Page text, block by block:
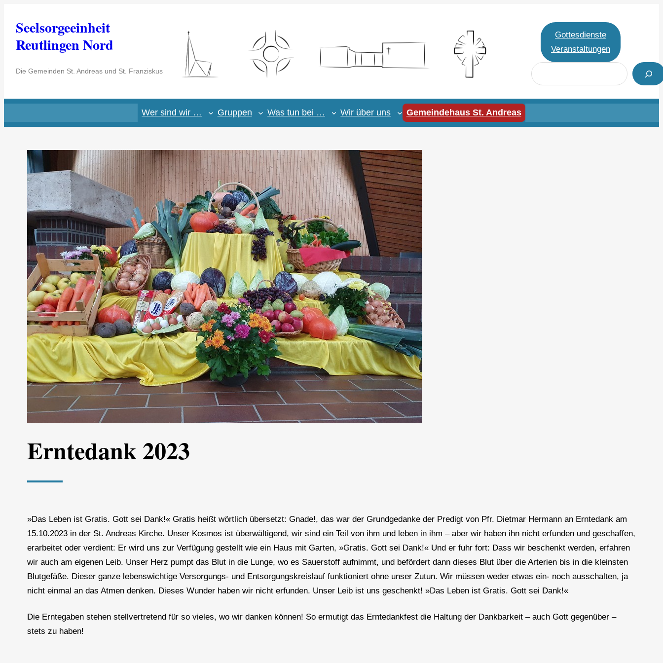
Inhalt
springen
Seelsorgeeinheit
Reutlingen Nord
Die Gemeinden St. Andreas und St. Franziskus
Gottesdienste
Veranstaltungen
S
u
c
e
Wer sind wir … Gruppen Was tun bei … Wir über uns Gemeindehaus St. Andreas
Erntedank 2023
»Das Leben ist Gratis. Gott sei Dank!« Gratis heißt wörtlich übersetzt: Gnade!, das war der Grundgedanke der Predigt von Pfr. Dietmar Hermann an Erntedank am
15.10.2023 in der St. Andreas Kirche. Unser Kosmos ist überwältigend, wir sind ein Teil von ihm und leben in ihm – aber wir haben ihn nicht erfunden und geschaffen,
erarbeitet oder verdient: Er wird uns zur Verfügung gestellt wie ein Haus mit Garten, »Gratis. Gott sei Dank!« Und er fuhr fort: Dass wir beschenkt werden, erfahren
wir auch am eigenen Leib. Unser Herz pumpt das Blut in die Lunge, wo es Sauerstoff aufnimmt, und befördert dann dieses Blut über die Arterien bis in die kleinsten
Blutgefäße. Dieser ganze lebenswichtige Versorgungs- und Entsorgungskreislauf funktioniert ohne unser Zutun. Wir müssen weder etwas ein- noch ausschalten, ja
nicht einmal an das Atmen denken. Dieses Wunder haben wir nicht erfunden. Unser Leib ist uns geschenkt! »Das Leben ist Gratis. Gott sei Dank!«
Die Erntegaben stehen stellvertretend für so vieles, wo wir danken können! So ermutigt das Erntedankfest die Haltung der Dankbarkeit – auch Gott gegenüber –
stets zu haben!